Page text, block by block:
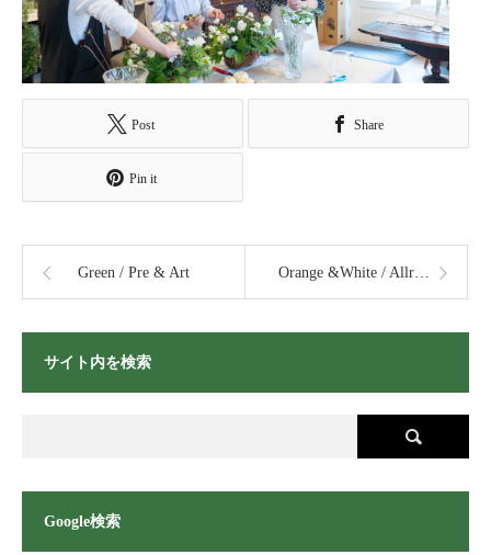
Post Share
Pin it
Green / Pre & Art Orange &White / Allround
サイト内を検索
Google検索